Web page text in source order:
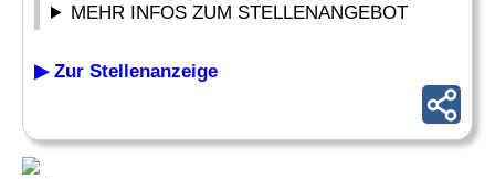
MEHR INFOS ZUM STELLENANGEBOT
▶ Zur Stellenanzeige